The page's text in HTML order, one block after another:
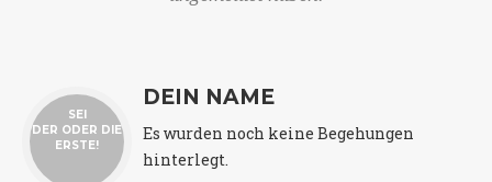
SEI
DER ODER DIE
ERSTE!
DEIN NAME
Es wurden noch keine Begehungen
hinterlegt.